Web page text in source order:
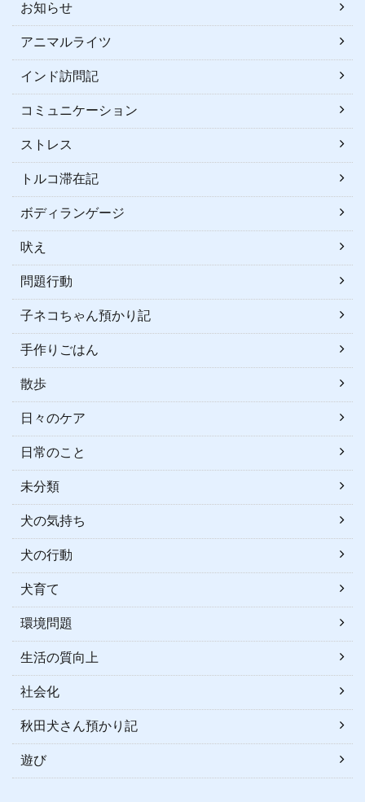
お知らせ
アニマルライツ
インド訪問記
コミュニケーション
ストレス
トルコ滞在記
ボディランゲージ
吠え
問題行動
子ネコちゃん預かり記
手作りごはん
散歩
日々のケア
日常のこと
未分類
犬の気持ち
犬の行動
犬育て
環境問題
生活の質向上
社会化
秋田犬さん預かり記
遊び